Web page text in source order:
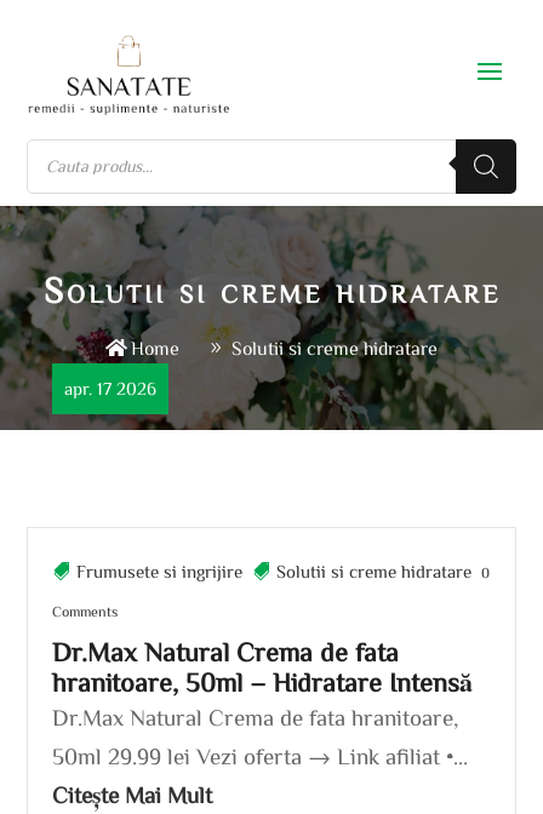
Solutii si creme hidratare
Home Solutii si creme hidratare
Dr.Max Natural Crema de fata
hranitoare, 50ml – Hidratare Intensă
apr. 17 2026
Frumusete si ingrijire Solutii si creme hidratare 0
Comments
Dr.Max Natural Crema de fata hranitoare,
50ml 29.99 lei Vezi oferta → Link afiliat •...
Citește Mai Mult